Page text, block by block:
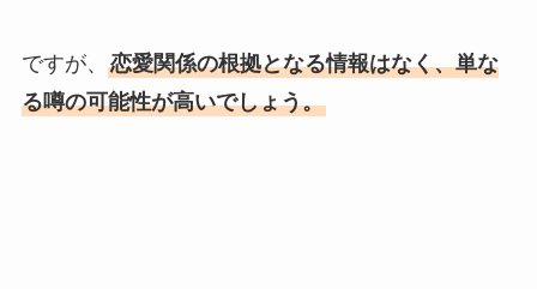
ですが、 恋愛関係の根拠となる情報はなく、単な
る噂の可能性が高いでしょう。